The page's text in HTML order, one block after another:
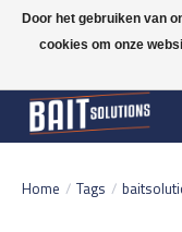
Gratis verzending vanaf 50
verzonden | België vanaf 70
Home / Tags /
Door het gebruiken van
cookies om onze